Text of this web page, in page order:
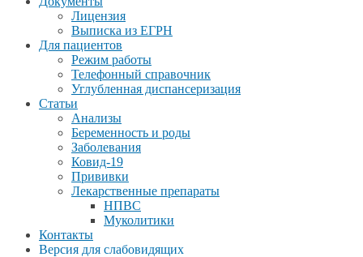
Лицензия
Выписка из ЕГРН
Для пациентов
Режим работы
Телефонный справочник
Углубленная диспансеризация
Статьи
Анализы
Беременность и роды
Заболевания
Ковид-19
Прививки
Лекарственные препараты
НПВС
Муколитики
Контакты
Версия для слабовидящих